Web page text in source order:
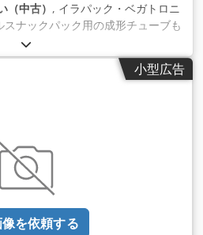
（中古） , イラパック・ベガトロニ
ナックパック用の成形チューブも
っていた。 Dedsuqbk Aepfx
小型広告
を依頼する